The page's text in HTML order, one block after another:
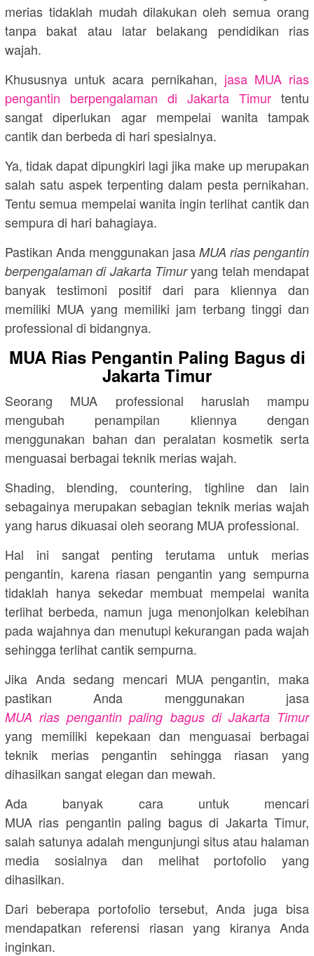
merias tidaklah mudah dilakukan oleh semua orang
tanpa bakat atau latar belakang pendidikan rias
wajah.
Khususnya untuk acara pernikahan, jasa MUA rias
pengantin berpengalaman di Jakarta Timur tentu
sangat diperlukan agar mempelai wanita tampak
cantik dan berbeda di hari spesialnya.
Ya, tidak dapat dipungkiri lagi jika make up merupakan
salah satu aspek terpenting dalam pesta pernikahan.
Tentu semua mempelai wanita ingin terlihat cantik dan
sempura di hari bahagiaya.
Pastikan Anda menggunakan jasa MUA rias pengantin
berpengalaman di Jakarta Timuryang telah mendapat
banyak testimoni positif dari para kliennya dan
memiliki MUA yang memiliki jam terbang tinggi dan
professional di bidangnya.
MUA Rias Pengantin Paling Bagus di
Jakarta Timur
Seorang MUA professional haruslah mampu
mengubah penampilan kliennya dengan
menggunakan bahan dan peralatan kosmetik serta
menguasai berbagai teknik merias wajah.
Shading, blending, countering, tighline dan lain
sebagainya merupakan sebagian teknik merias wajah
yang harus dikuasai oleh seorang MUA professional.
Hal ini sangat penting terutama untuk merias
pengantin, karena riasan pengantin yang sempurna
tidaklah hanya sekedar membuat mempelai wanita
terlihat berbeda, namun juga menonjolkan kelebihan
pada wajahnya dan menutupi kekurangan pada wajah
sehingga terlihat cantik sempurna.
Jika Anda sedang mencari MUA pengantin, maka
pastikan Anda menggunakan jasa
MUA rias pengantin paling bagus di Jakarta Timur
yang memiliki kepekaan dan menguasai berbagai
teknik merias pengantin sehingga riasan yang
dihasilkan sangat elegan dan mewah.
Ada banyak cara untuk mencari
MUA rias pengantin paling bagus di Jakarta Timur,
salah satunya adalah mengunjungi situs atau halaman
media sosialnya dan melihat portofolio yang
dihasilkan.
Dari beberapa portofolio tersebut, Anda juga bisa
mendapatkan referensi riasan yang kiranya Anda
inginkan.